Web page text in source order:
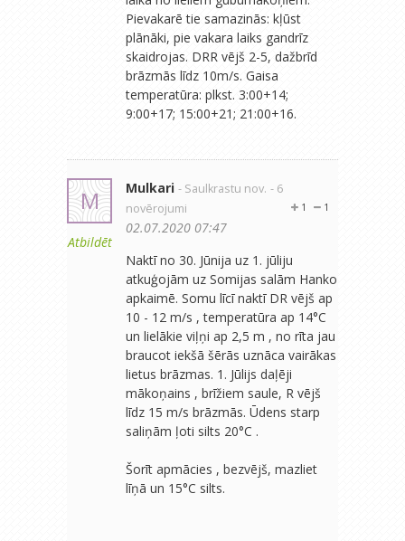
Pievakarē tie samazinās: kļūst
plānāki, pie vakara laiks gandrīz
skaidrojas. DRR vējš 2-5, dažbrīd
brāzmās līdz 10m/s. Gaisa
temperatūra: plkst. 3:00+14;
9:00+17; 15:00+21; 21:00+16.
M
Atbildēt
Mulkari - Saulkrastu nov. - 6
novērojumi
1
1
02.07.2020 07:47
Naktī no 30. Jūnija uz 1. jūliju
atkuģojām uz Somijas salām Hanko
apkaimē. Somu līcī naktī DR vējš ap
10 - 12 m/s , temperatūra ap 14°C
un lielākie viļņi ap 2,5 m , no rīta jau
braucot iekšā šērās uznāca vairākas
lietus brāzmas. 1. Jūlijs daļēji
mākoņains , brīžiem saule, R vējš
līdz 15 m/s brāzmās. Ūdens starp
saliņām ļoti silts 20°C .
Šorīt apmācies , bezvējš, mazliet
līņā un 15°C silts.